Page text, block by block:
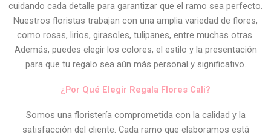
cuidando cada detalle para garantizar que el ramo sea perfecto.
Nuestros floristas trabajan con una amplia variedad de flores,
como rosas, lirios, girasoles, tulipanes, entre muchas otras.
Además, puedes elegir los colores, el estilo y la presentación
para que tu regalo sea aún más personal y significativo.
¿Por Qué Elegir Regala Flores Cali?
Somos una floristería comprometida con la calidad y la
satisfacción del cliente. Cada ramo que elaboramos está